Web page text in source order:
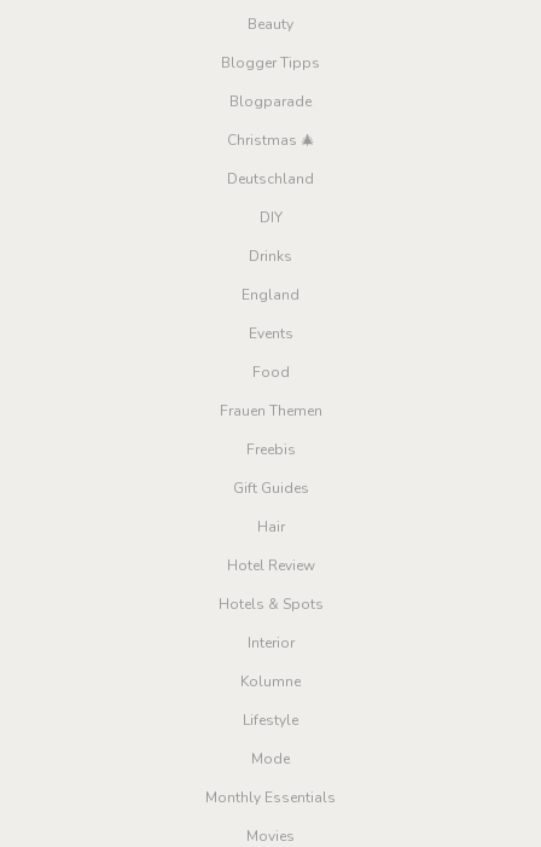
Beauty
Blogger Tipps
Blogparade
Christmas 🎄
Deutschland
DIY
Drinks
England
Events
Food
Frauen Themen
Freebis
Gift Guides
Hair
Hotel Review
Hotels & Spots
Interior
Kolumne
Lifestyle
Mode
Monthly Essentials
Movies